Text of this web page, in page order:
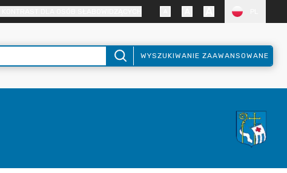
WYSZUKIWANIE ZAAWANSOWANE